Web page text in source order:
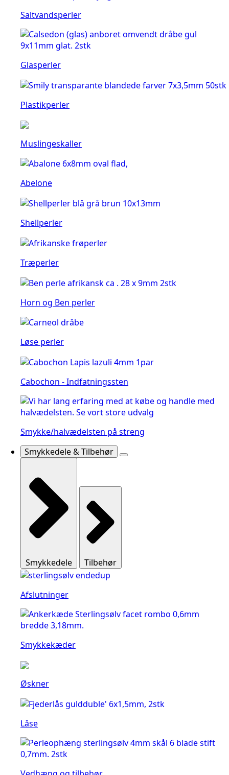
Saltvandsperler
Glasperler
Plastikperler
Muslingeskaller
Abelone
Shellperler
Træperler
Horn og Ben perler
Løse perler
Cabochon - Indfatningssten
Smykke/halvædelsten på streng
Smykkedele & Tilbehør
Smykkedele Tilbehør
Afslutninger
Smykkekæder
Øskner
Låse